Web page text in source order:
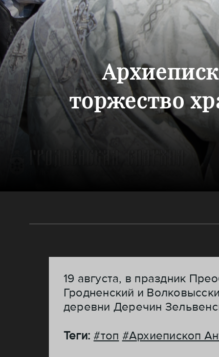
торжество
19 августа, в праздник
Гродненский и
деревни Деречин
Теги:#топ #Архиепископ